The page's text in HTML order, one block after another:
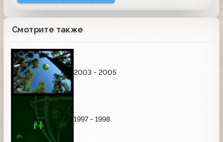
Смотрите также
2003 - 2005
1997 - 1998